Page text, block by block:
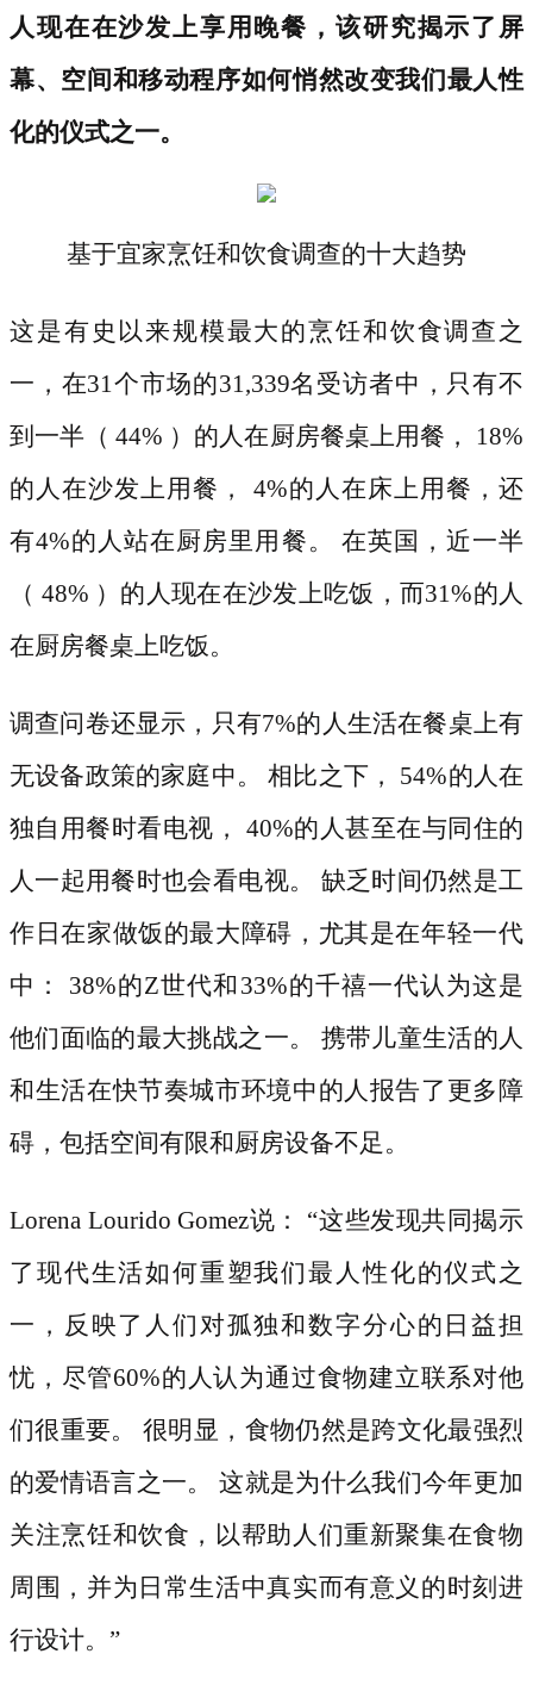
人现在在沙发上享用晚餐，该研究揭示了屏
幕、空间和移动程序如何悄然改变我们最人性
化的仪式之一。
基于宜家烹饪和饮食调查的十大趋势
这是有史以来规模最大的烹饪和饮食调查之
一，在31个市场的31,339名受访者中，只有不
到一半（ 44% ）的人在厨房餐桌上用餐， 18%
的人在沙发上用餐， 4%的人在床上用餐，还
有4%的人站在厨房里用餐。 在英国，近一半
（ 48% ）的人现在在沙发上吃饭，而31%的人
在厨房餐桌上吃饭。
调查问卷还显示，只有7%的人生活在餐桌上有
无设备政策的家庭中。 相比之下， 54%的人在
独自用餐时看电视， 40%的人甚至在与同住的
人一起用餐时也会看电视。 缺乏时间仍然是工
作日在家做饭的最大障碍，尤其是在年轻一代
中： 38%的Z世代和33%的千禧一代认为这是
他们面临的最大挑战之一。 携带儿童生活的人
和生活在快节奏城市环境中的人报告了更多障
碍，包括空间有限和厨房设备不足。
Lorena Lourido Gomez说： “这些发现共同揭示
了现代生活如何重塑我们最人性化的仪式之
一，反映了人们对孤独和数字分心的日益担
忧，尽管60%的人认为通过食物建立联系对他
们很重要。 很明显，食物仍然是跨文化最强烈
的爱情语言之一。 这就是为什么我们今年更加
关注烹饪和饮食，以帮助人们重新聚集在食物
周围，并为日常生活中真实而有意义的时刻进
行设计。”